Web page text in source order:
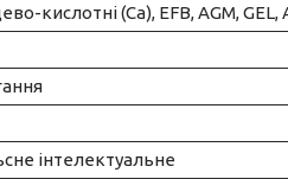
кислотні (Ca), EFB, AGM, GEL,
інтелектуальне